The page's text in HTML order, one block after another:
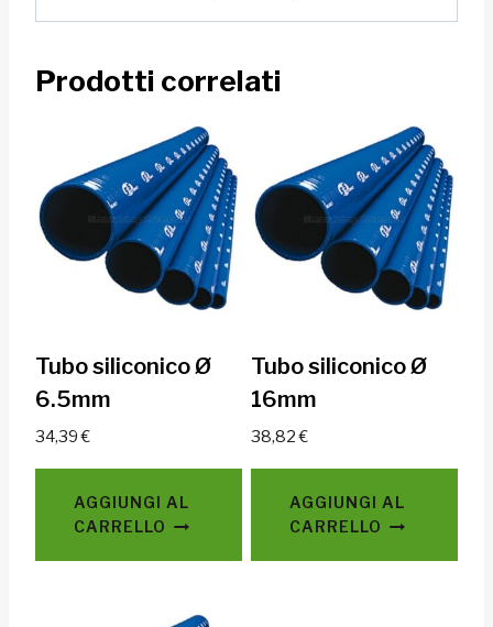
Prodotti correlati
Tubo siliconico Ø
6.5mm
34,39€
AGGIUNGI AL
CARRELLO
Tubo siliconico Ø
16mm
38,82€
AGGIUNGI AL
CARRELLO